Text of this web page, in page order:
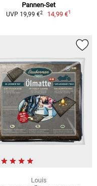
Pannen-Set
UVP 19,99 €2 14,99 €1
Louis